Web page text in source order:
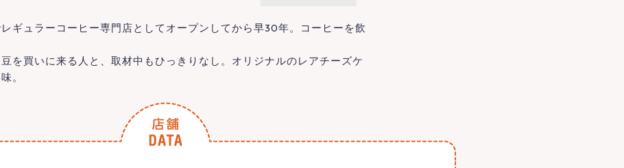
ギュラーコーヒー専門店としてオープンしてから早30年。コーヒーを飲
を買いに来る人と、取材中もひっきりなし。オリジナルのレアチーズケ
。